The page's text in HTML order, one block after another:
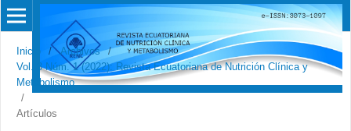
Inicio / Archivos
/
Vol. 3 Núm. 1 (2022): Revista Ecuatoriana de Nutrición Clínica y
Metabolismo
/
Artículos